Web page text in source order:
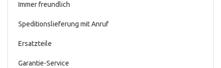
Immer freundlich
Speditionslieferung mit Anruf
Ersatzteile
Garantie-Service